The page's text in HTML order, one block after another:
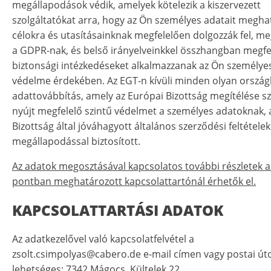
megállapodások védik, amelyek kötelezik a kiszervezett
szolgáltatókat arra, hogy az Ön személyes adatait
célokra és utasításainknak megfelelően dolgozzák fel,
a GDPR-nak, és belső irányelveinkkel összhangban
biztonsági intézkedéseket alkalmazzanak az Ön
védelme érdekében. Az EGT-n kívüli minden olyan
adattovábbítás, amely az Európai Bizottság megítélése
nyújt megfelelő szintű védelmet a személyes adatoknak,
Bizottság által jóváhagyott általános szerződési
megállapodással biztosított.
Az adatok megosztásával kapcsolatos további részletek
pontban meghatározott kapcsolattartónál érhetők el.
KAPCSOLATTARTÁSI ADATOK
Az adatkezelővel való kapcsolatfelvétel a
zsolt.csimpolyas@cabero.de e-mail címen vagy postai